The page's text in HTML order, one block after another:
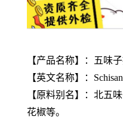
【产品名称】：五味
【英文名称】：
【原料别名】：北五
花椒等。